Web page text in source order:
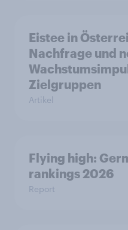
Eistee in
Nachfrage und
Zielgruppen
Artikel
Flying high:
rankings 2026
Report